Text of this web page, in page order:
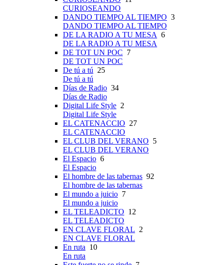
CURIOSEANDO
DANDO TIEMPO AL TIEMPO 3
DANDO TIEMPO AL TIEMPO
DE LA RADIO A TU MESA 6
DE LA RADIO A TU MESA
DE TOT UN POC 7
DE TOT UN POC
De tú a tú 25
De tú a tú
Días de Radio 34
Días de Radio
Digital Life Style 2
Digital Life Style
EL CATENACCIO 27
EL CATENACCIO
EL CLUB DEL VERANO 5
EL CLUB DEL VERANO
El Espacio 6
El Espacio
El hombre de las tabernas 92
El hombre de las tabernas
El mundo a juicio 7
El mundo a juicio
EL TELEADICTO 12
EL TELEADICTO
EN CLAVE FLORAL 2
EN CLAVE FLORAL
En ruta 10
En ruta